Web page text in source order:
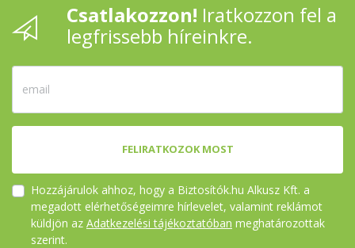
Csatlakozzon! Iratkozzon fel a
legfrissebb híreinkre.
FELIRATKOZOK MOST
Hozzájárulok ahhoz, hogy a Biztosítók.hu Alkusz Kft. a
megadott elérhetőségeimre hírlevelet, valamint reklámot
küldjön az Adatkezelési tájékoztatóban meghatározottak
szerint.